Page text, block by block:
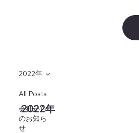
All Posts
会社から
のお知ら
せ
2022年
2022年